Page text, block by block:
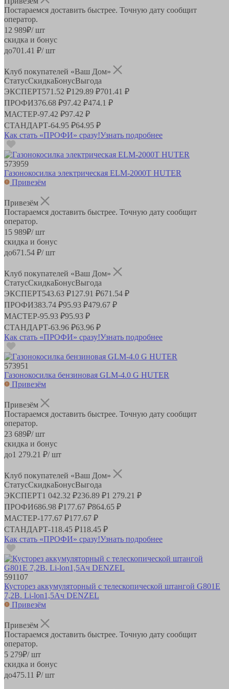
Постараемся доставить быстрее. Точную дату сообщит
оператор.
12 989₽/ шт
скидка и бонус
до701.41 ₽/ шт
Клуб покупателей «Ваш Дом»
СтатусСкидкаБонусВыгода
ЭКСПЕРТ571.52 ₽129.89 ₽701.41 ₽
ПРОФИ376.68 ₽97.42 ₽474.1 ₽
МАСТЕР-97.42 ₽97.42 ₽
СТАНДАРТ-64.95 ₽64.95 ₽
Как стать «ПРОФИ» сразу!Узнать подробнее
573959
Газонокосилка электрическая ELM-2000T HUTER
Привезём
Привезём
Постараемся доставить быстрее. Точную дату сообщит
оператор.
15 989₽/ шт
скидка и бонус
до671.54 ₽/ шт
Клуб покупателей «Ваш Дом»
СтатусСкидкаБонусВыгода
ЭКСПЕРТ543.63 ₽127.91 ₽671.54 ₽
ПРОФИ383.74 ₽95.93 ₽479.67 ₽
МАСТЕР-95.93 ₽95.93 ₽
СТАНДАРТ-63.96 ₽63.96 ₽
Как стать «ПРОФИ» сразу!Узнать подробнее
573951
Газонокосилка бензиновая GLM-4.0 G HUTER
Привезём
Привезём
Постараемся доставить быстрее. Точную дату сообщит
оператор.
23 689₽/ шт
скидка и бонус
до1 279.21 ₽/ шт
Клуб покупателей «Ваш Дом»
СтатусСкидкаБонусВыгода
ЭКСПЕРТ1 042.32 ₽236.89 ₽1 279.21 ₽
ПРОФИ686.98 ₽177.67 ₽864.65 ₽
МАСТЕР-177.67 ₽177.67 ₽
СТАНДАРТ-118.45 ₽118.45 ₽
Как стать «ПРОФИ» сразу!Узнать подробнее
591107
Кусторез аккумуляторный с телескопической штангой G801Е
7,2В. Li-lon1,5Ач DENZEL
Привезём
Привезём
Постараемся доставить быстрее. Точную дату сообщит
оператор.
5 279₽/ шт
скидка и бонус
до475.11 ₽/ шт